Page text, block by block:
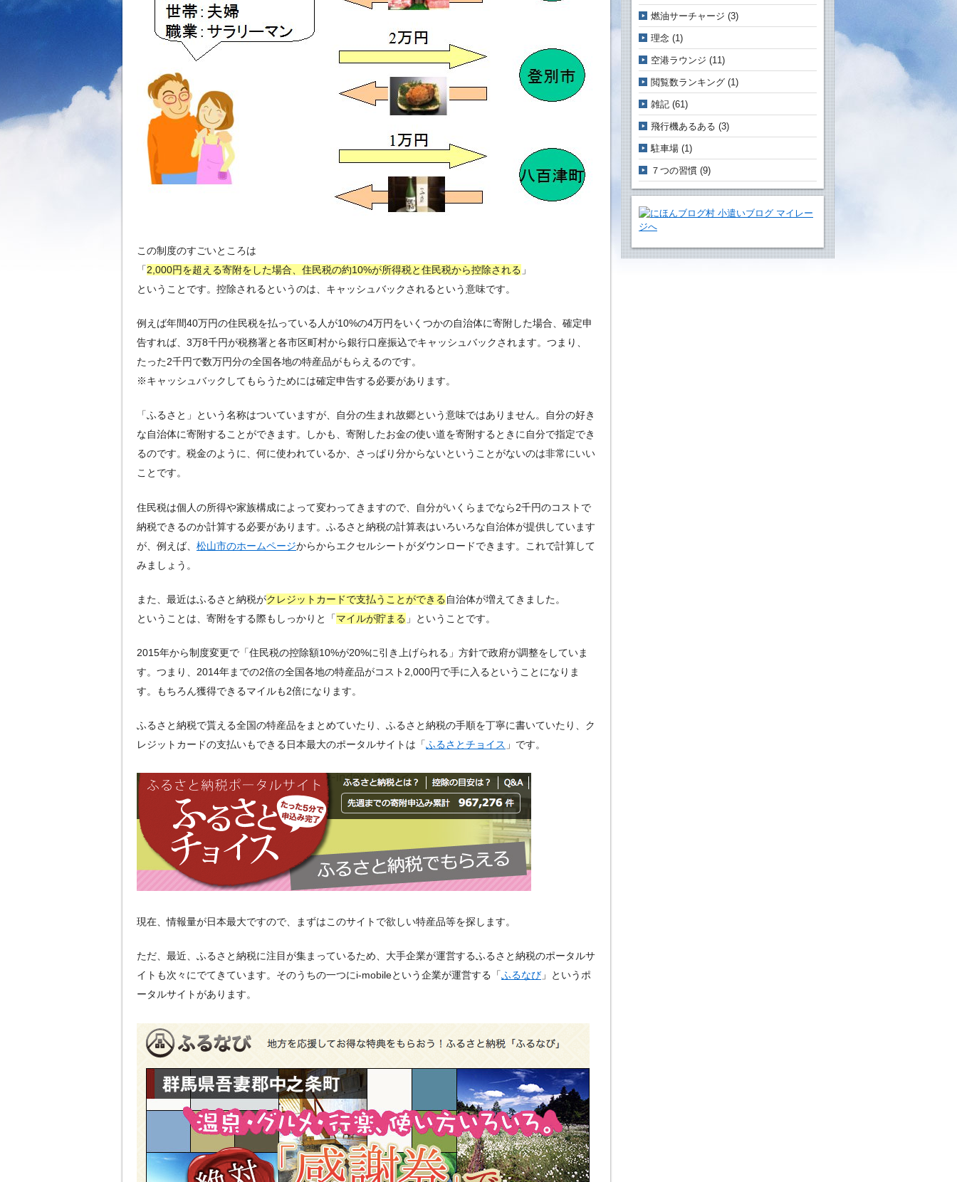
この制度のすごいところは
「2,000円を超える寄附をした場合、住民税の約10%が所得税と住民税から控除される 」
ということです。控除されるというのは、キャッシュバックされるという意味です。
例えば年間40万円の住民税を払っている人が10%の4万円をいくつかの自治体に寄附した場合、確定申
告すれば、3万8千円が税務署と各市区町村から銀行口座振込でキャッシュバックされます。つまり、
たった2千円で数万円分の全国各地の特産品がもらえるのです。
※キャッシュバックしてもらうためには確定申告する必要があります。
「ふるさと」という名称はついていますが、自分の生まれ故郷という意味ではありません。自分の好き
な自治体に寄附することができます。しかも、寄附したお金の使い道を寄附するときに自分で指定でき
るのです。税金のように、何に使われているか、さっぱり分からないということがないのは非常にいい
ことです。
住民税は個人の所得や家族構成によって変わってきますので、自分がいくらまでなら2千円のコストで
納税できるのか計算する必要があります。ふるさと納税の計算表はいろいろな自治体が提供しています
が、例えば、 松山市のホームページからからエクセルシートがダウンロードできます。これで計算して
みましょう。
また、最近はふるさと納税がクレジットカードで支払うことができる 自治体が増えてきました。
ということは、寄附をする際もしっかりと「マイルが貯まる 」ということです。
2015年から制度変更で「住民税の控除額10%が20%に引き上げられる」方針で政府が調整をしていま
す。つまり、2014年までの2倍の全国各地の特産品がコスト2,000円で手に入るということになりま
す。もちろん獲得できるマイルも2倍になります。
ふるさと納税で貰える全国の特産品をまとめていたり、ふるさと納税の手順を丁寧に書いていたり、ク
レジットカードの支払いもできる日本最大のポータルサイトは「ふるさとチョイス 」です。
現在、情報量が日本最大ですので、まずはこのサイトで欲しい特産品等を探します。
ただ、最近、ふるさと納税に注目が集まっているため、大手企業が運営するふるさと納税のポータルサ
イトも次々にでてきています。そのうちの一つにi-mobileという企業が運営する「ふるなび 」というポ
ータルサイトがあります。
燃油サーチャージ (3)
理念 (1)
空港ラウンジ (11)
閲覧数ランキング (1)
雑記 (61)
飛行機あるある (3)
駐車場 (1)
７つの習慣 (9)